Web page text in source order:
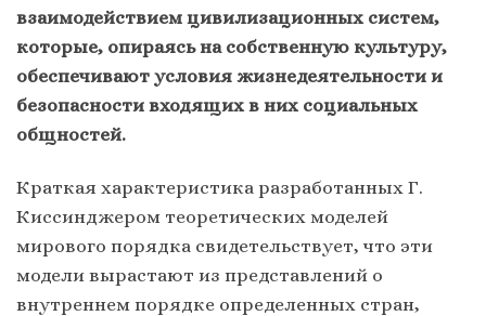
взаимодействием цивилизационных систем,
которые, опираясь на собственную культуру,
обеспечивают условия жизнедеятельности и
безопасности входящих в них социальных
общностей.
Краткая характеристика разработанных Г.
Киссинджером теоретических моделей
мирового порядка свидетельствует, что эти
модели вырастают из представлений о
внутреннем порядке определенных стран,